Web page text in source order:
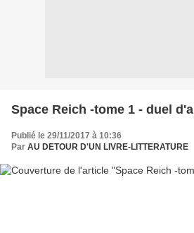
Space Reich -tome 1 - duel
Publié le 29/11/2017 à 10:36
Par AU DETOUR D'UN LIVRE-LITTERATURE